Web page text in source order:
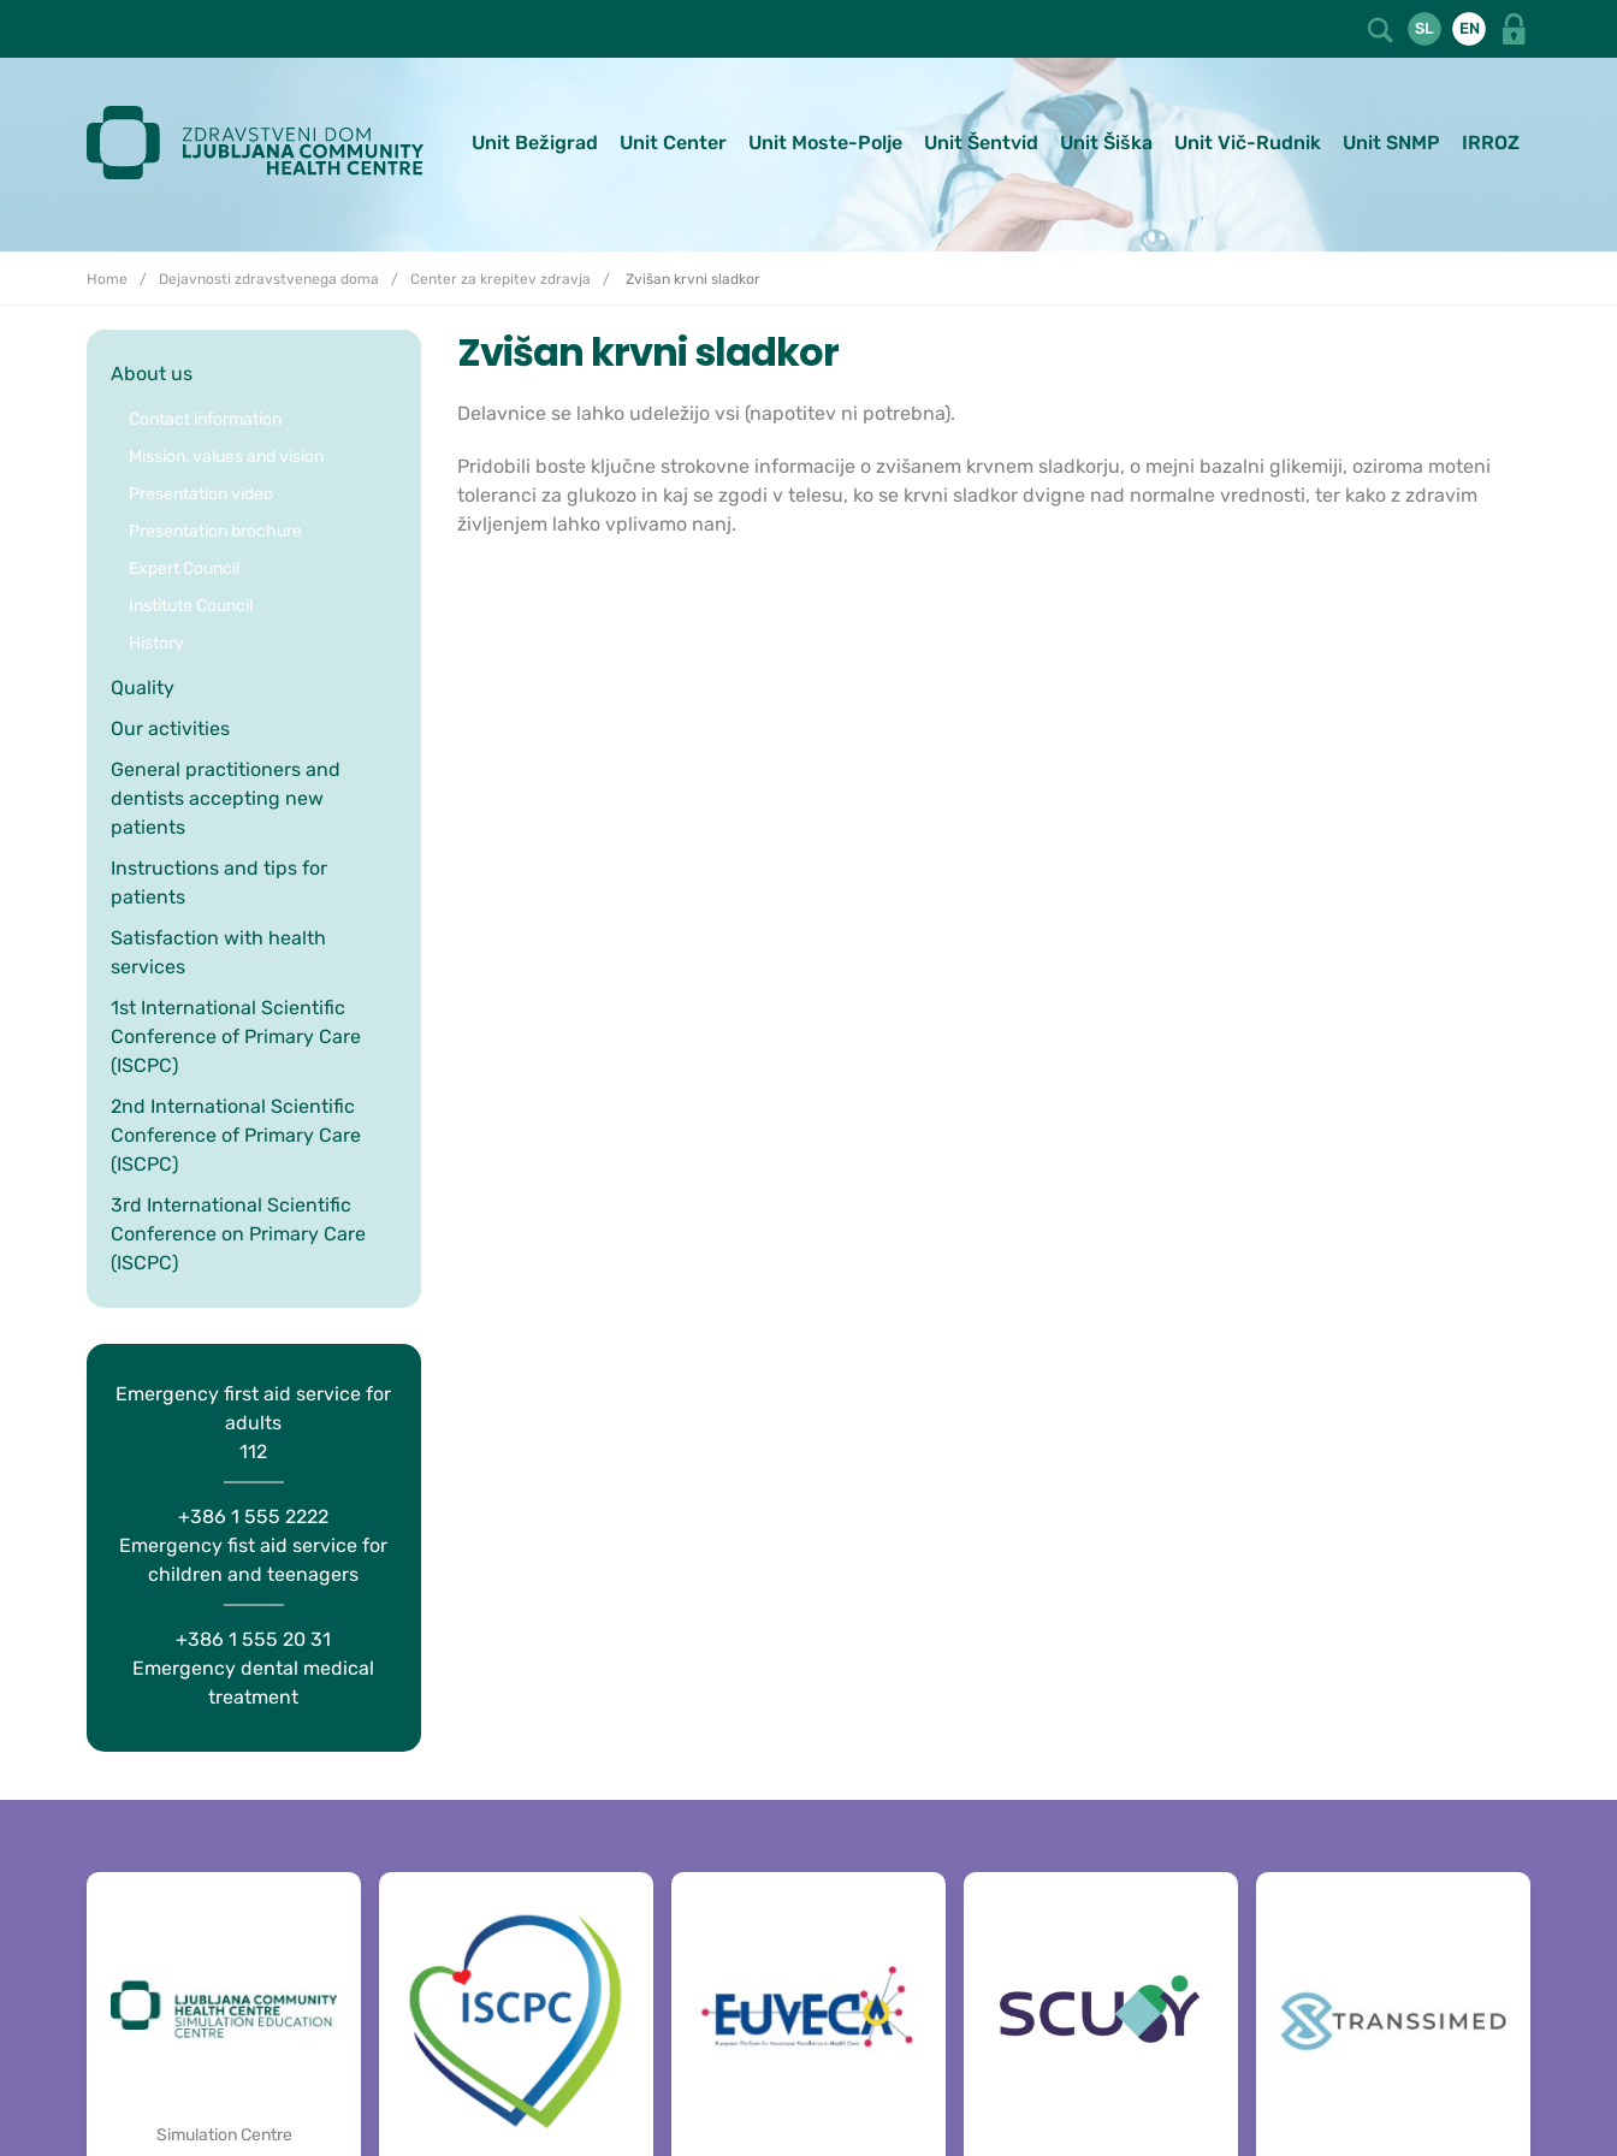
SL EN
Unit Bežigrad Unit Center Unit Moste-Polje Unit Šentvid Unit Šiška Unit Vič-Rudnik Unit SNMP IRROZ
Home Dejavnosti zdravstvenega doma Center za krepitev zdravja Zvišan krvni sladkor
About us
Contact information
Mission, values and vision
Presentation video
Presentation brochure
Expert Council
Institute Council
History
Quality
Our activities
General practitioners and
dentists accepting new
patients
Instructions and tips for
patients
Satisfaction with health
services
1st International Scientific
Conference of Primary Care
(ISCPC)
2nd International Scientific
Conference of Primary Care
(ISCPC)
3rd International Scientific
Conference on Primary Care
(ISCPC)
Emergency first aid service for
adults
112
+386 1 555 2222
Emergency fist aid service for
children and teenagers
+386 1 555 20 31
Emergency dental medical
treatment
Zvišan krvni sladkor
Delavnice se lahko udeležijo vsi (napotitev ni potrebna).
Pridobili boste ključne strokovne informacije o zvišanem krvnem sladkorju, o mejni bazalni glikemiji, oziroma moteni
toleranci za glukozo in kaj se zgodi v telesu, ko se krvni sladkor dvigne nad normalne vrednosti, ter kako z zdravim
življenjem lahko vplivamo nanj.
Simulation Centre